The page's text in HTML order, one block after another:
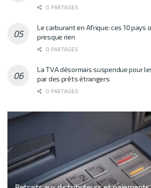
0 PARTAGES
Le carburant en Afrique: ces 10 pays
presque rien
0 PARTAGES
La TVA désormais suspendue pour
par des prêts étrangers
0 PARTAGES